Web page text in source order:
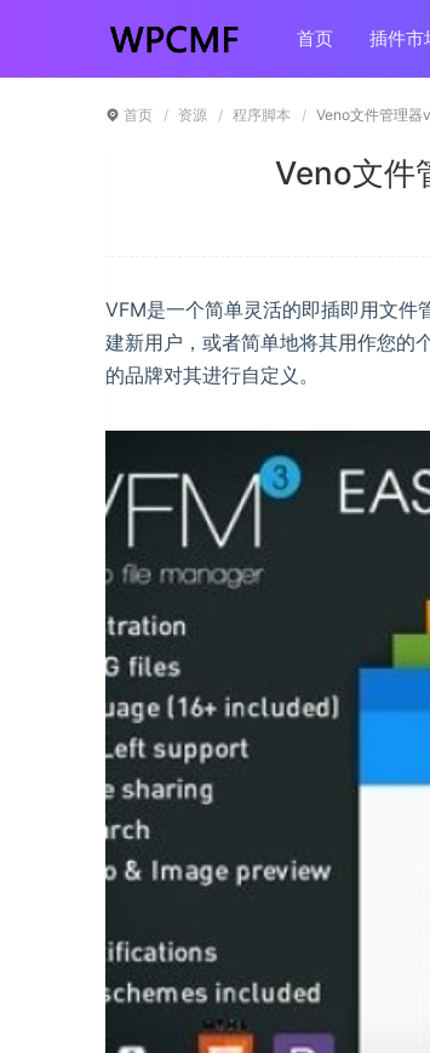
首页 插件市
首页 资源 程序脚本 Veno文件管理器
Veno文件
VFM是一个简单灵活的即插即用文件
建新用户，或者简单地将其用作您的
的品牌对其进行自定义。